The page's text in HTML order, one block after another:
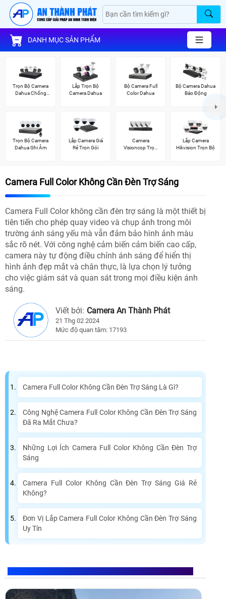
DANH MỤC SẢN PHẨM
Trọn Bộ Camera
Dahua Chống
Lắp Trọn Bộ
Camera Dahua
Bộ Camera Full
Color Dahua
Bộ Camera Dahua
Báo Động
Trọn Bộ Camera
Dahua Ghi Âm
Lắp Camera Giá
Rẻ Trọn Gói
Camera
Visioncop Trọn
Lắp Camera
Hikvision Trọn Bộ
Camera Full Color Không Cần Đèn Trợ Sáng
Camera Full Color không cần đèn trợ sáng là một thiết bị
tiên tiến cho phép quay video và chụp ảnh trong môi
trường ánh sáng yếu mà vẫn đảm bảo hình ảnh màu
sắc rõ nét. Với công nghệ cảm biến cảm biến cao cấp,
camera này tự động điều chỉnh ánh sáng để hiển thị
hình ảnh đẹp mắt và chân thực, là lựa chọn lý tưởng
cho việc giám sát và quan sát trong mọi điều kiện ánh
sáng.
Viết bởi: Camera An Thành Phát
21 Thg 02 2024
Mức độ quan tâm: 17193
Camera Full Color Không Cần Đèn Trợ Sáng Là Gì?
Công Nghệ Camera Full Color Không Cần Đèn Trợ Sáng
Đã Ra Mắt Chưa?
Những Lợi Ích Camera Full Color Không Cần Đèn Trợ
Sáng
Camera Full Color Không Cần Đèn Trợ Sáng Giá Rẻ
Không?
Đơn Vị Lắp Camera Full Color Không Cần Đèn Trợ Sáng
Uy Tín